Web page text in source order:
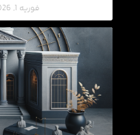
فوریه 1, 2026